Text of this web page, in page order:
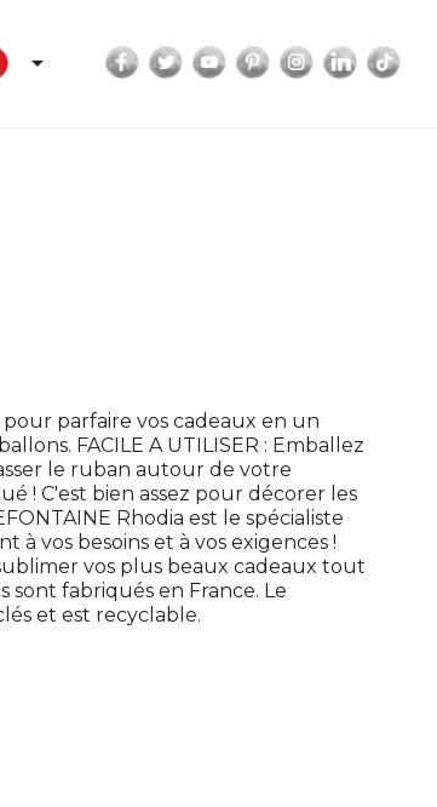
 Facebook
TwitterYouTubePinterestInstagram
parfaire vos cadeaux en un
FACILE A UTILISER : Emballez
le ruban autour de votre
! C'est bien assez pour décorer les
Rhodia est le spécialiste
vos besoins et à vos exigences !
vos plus beaux cadeaux tout
sont fabriqués en France. Le
et est recyclable.